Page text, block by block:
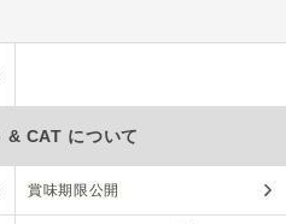
& CAT について
賞味期限公開